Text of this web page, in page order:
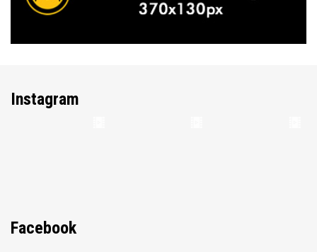
Instagram
Facebook